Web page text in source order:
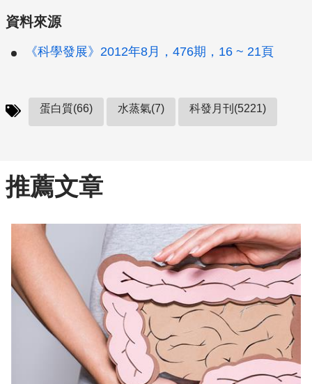
資料來源
《科學發展》2012年8月，476期，16 ~ 21頁
蛋白質(66) 水蒸氣(7) 科發月刊(5221)
推薦文章